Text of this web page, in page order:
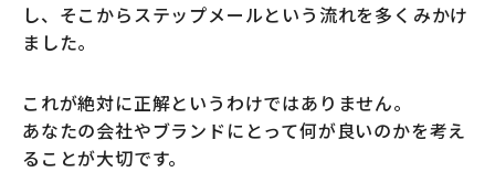
し、そこからステップメールという流れを多くみかけ
ました。
これが絶対に正解というわけではありません。
あなたの会社やブランドにとって何が良いのかを考え
ることが大切です。